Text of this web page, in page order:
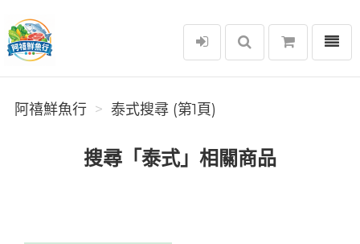
阿禧鮮魚行
選單
阿禧鮮魚行 泰式搜尋 (第1頁)
搜尋「泰式」相關商品